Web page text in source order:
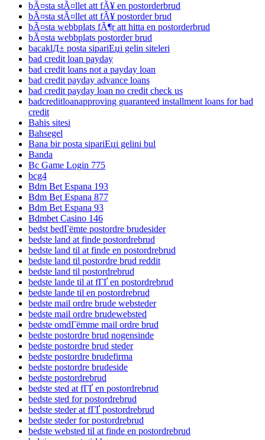
bÃ¤sta stÃ¤llet att fÃ¥ en postorderbrud
bÃ¤sta stÃ¤llet att fÃ¥ postorder brud
bÃ¤sta webbplats fÃ¶r att hitta en postorderbrud
bÃ¤sta webbplats postorder brud
bacaklД± posta sipariЕџi gelin siteleri
bad credit loan payday
bad credit loans not a payday loan
bad credit payday advance loans
bad credit payday loan no credit check us
badcreditloanapproving guaranteed installment loans for bad
credit
Bahis sitesi
Bahsegel
Bana bir posta sipariЕџi gelini bul
Banda
Bc Game Login 775
bcg4
Bdm Bet Espana 193
Bdm Bet Espana 877
Bdm Bet Espana 93
Bdmbet Casino 146
bedst bedГёmte postordre brudesider
bedste land at finde postordrebrud
bedste land til at finde en postordrebrud
bedste land til postordre brud reddit
bedste land til postordrebrud
bedste lande til at fГҐ en postordrebrud
bedste lande til en postordrebrud
bedste mail ordre brude websteder
bedste mail ordre brudewebsted
bedste omdГёmme mail ordre brud
bedste postordre brud nogensinde
bedste postordre brud steder
bedste postordre brudefirma
bedste postordre brudeside
bedste postordrebrud
bedste sted at fГҐ en postordrebrud
bedste sted for postordrebrud
bedste steder at fГҐ postordrebrud
bedste steder for postordrebrud
bedste websted til at finde en postordrebrud